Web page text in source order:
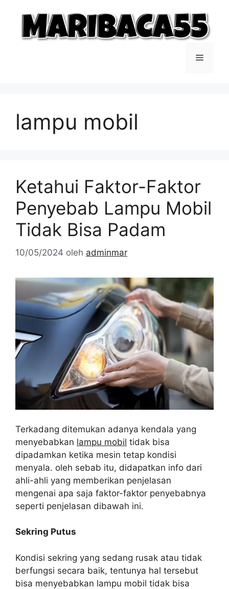
Menu
lampu mobil
Ketahui Faktor-Faktor
Penyebab Lampu Mobil
Tidak Bisa Padam
10/05/2024 oleh adminmar
Terkadang ditemukan adanya kendala yang
menyebabkan lampu mobil tidak bisa
dipadamkan ketika mesin tetap kondisi
menyala. oleh sebab itu, didapatkan info dari
ahli-ahli yang memberikan penjelasan
mengenai apa saja faktor-faktor penyebabnya
seperti penjelasan dibawah ini.
Sekring Putus
Kondisi sekring yang sedang rusak atau tidak
berfungsi secara baik, tentunya hal tersebut
bisa menyebabkan lampu mobil tidak bisa